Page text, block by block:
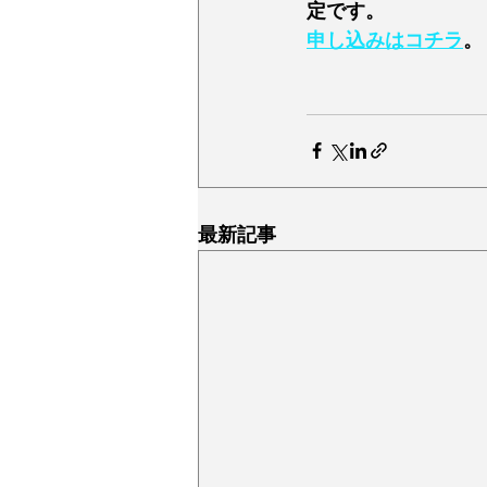
定です。
申し込みはコチラ 。
最新記事